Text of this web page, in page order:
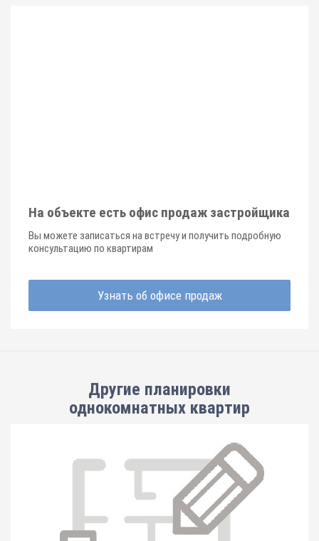
На объекте есть офис продаж застройщика
Вы можете записаться на встречу и получить подробную
консультацию по квартирам
Узнать об офисе продаж
Другие планировки
однокомнатных квартир